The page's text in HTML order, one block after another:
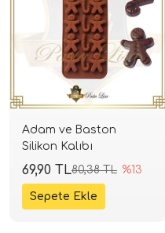
Adam ve Baston
Silikon Kalıbı
80,38 TL %13
69,90 TL